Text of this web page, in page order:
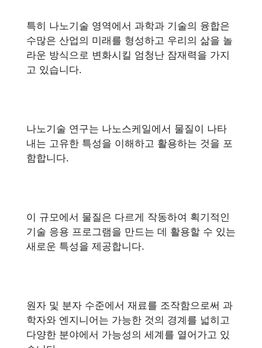
특히 나노기술 영역에서 과학과 기술의 융합은
수많은 산업의 미래를 형성하고 우리의 삶을 놀
라운 방식으로 변화시킬 엄청난 잠재력을 가지
고 있습니다.
나노기술 연구는 나노스케일에서 물질이 나타
내는 고유한 특성을 이해하고 활용하는 것을 포
함합니다.
이 규모에서 물질은 다르게 작동하여 획기적인
기술 응용 프로그램을 만드는 데 활용할 수 있는
새로운 특성을 제공합니다.
원자 및 분자 수준에서 재료를 조작함으로써 과
학자와 엔지니어는 가능한 것의 경계를 넓히고
다양한 분야에서 가능성의 세계를 열어가고 있